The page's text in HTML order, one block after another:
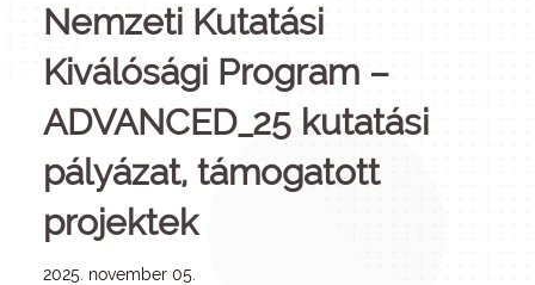
Nemzeti Kutatási
Kiválósági Program –
ADVANCED_25 kutatási
pályázat, támogatott
projektek
2025. november 05.